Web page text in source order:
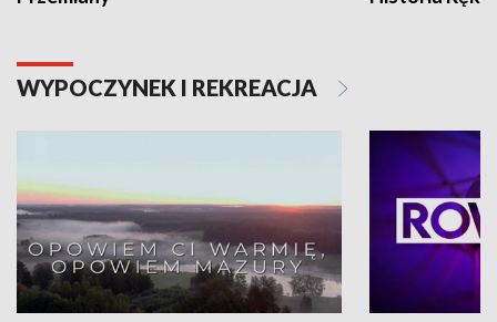
WYPOCZYNEK I REKREACJA